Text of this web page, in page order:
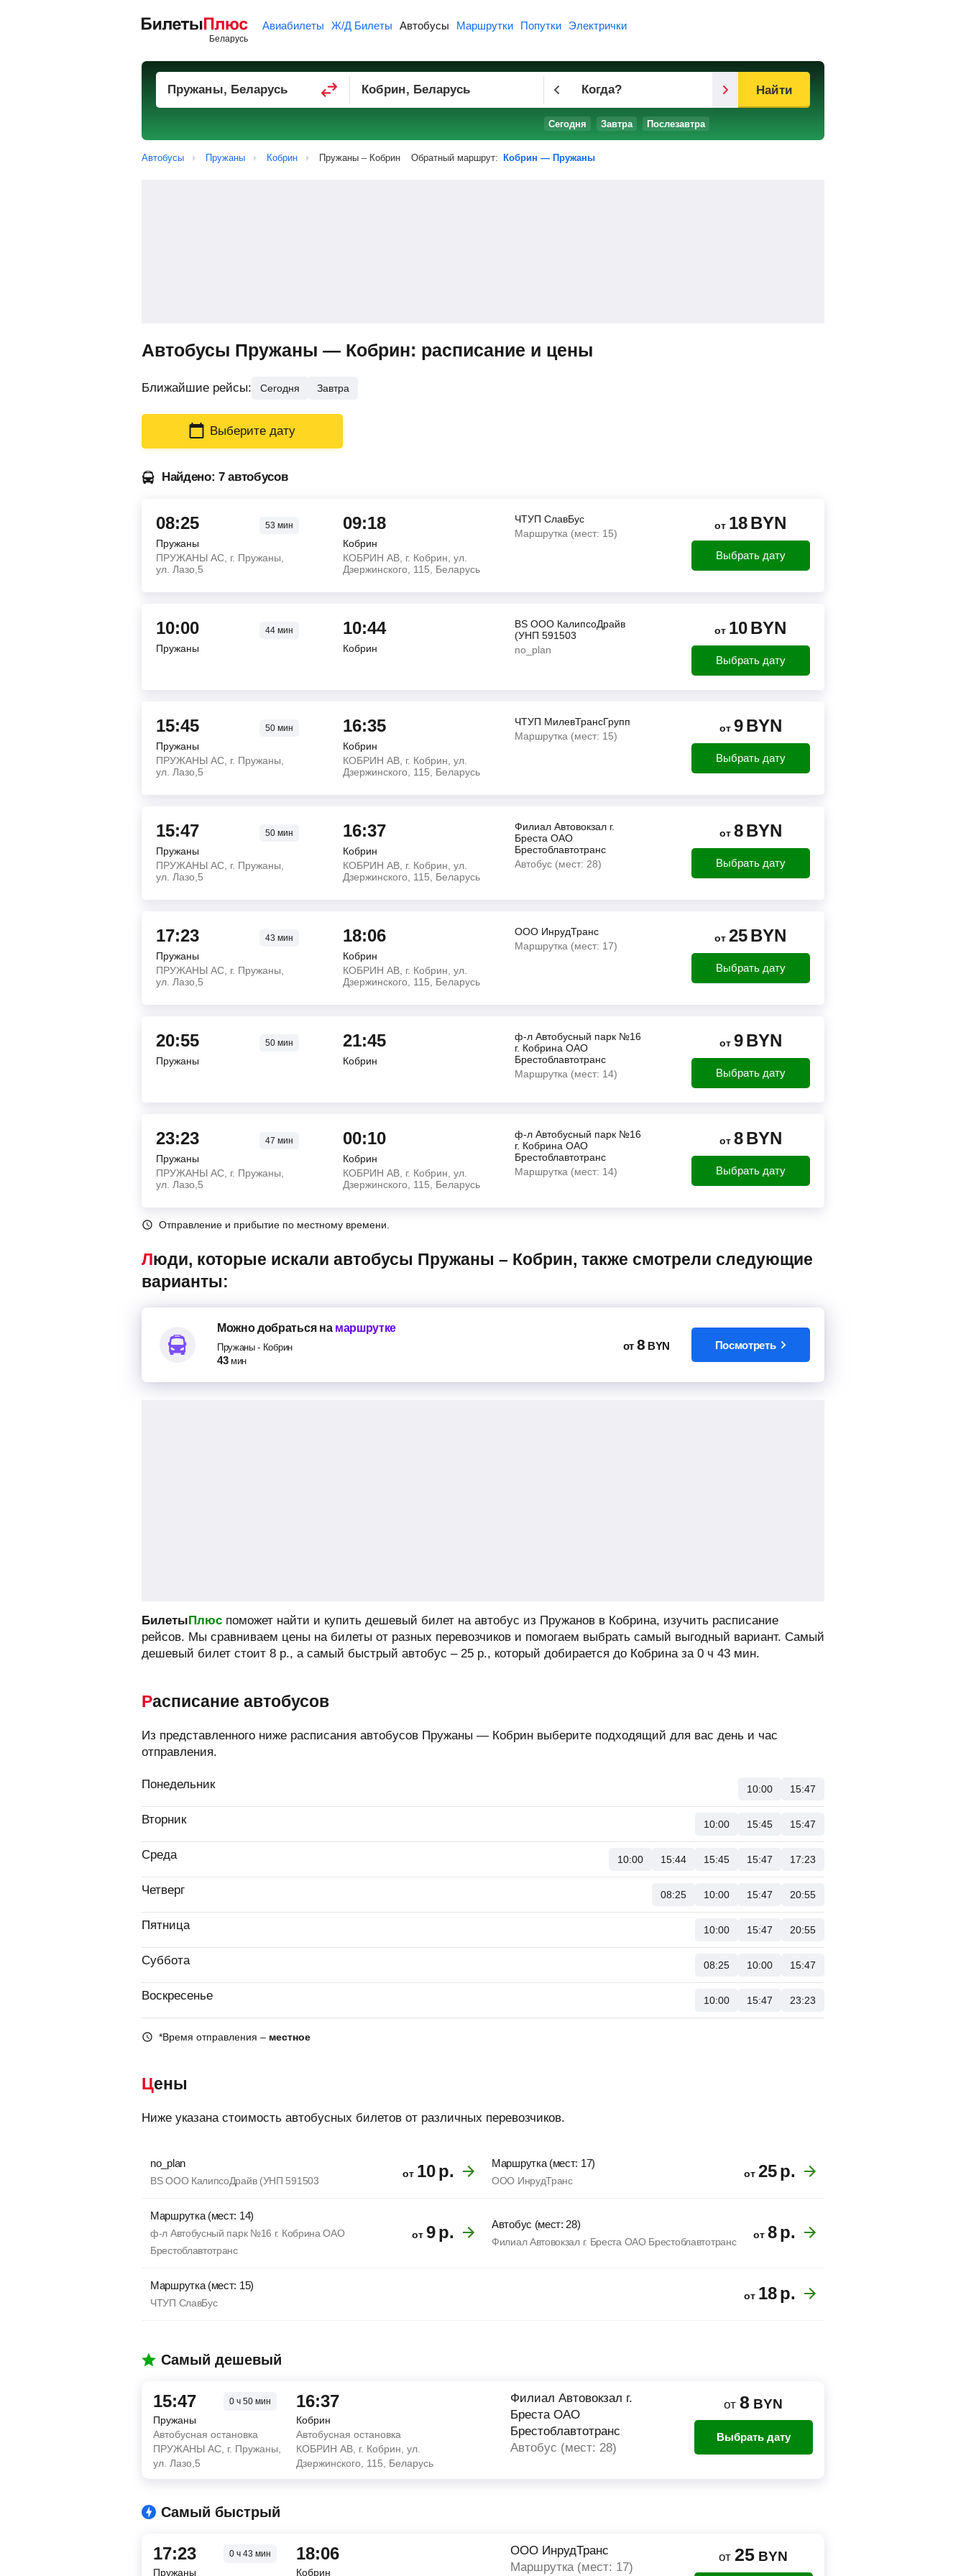
Авиабилеты Ж/Д Билеты Автобусы Маршрутки Попутки Электрички
Когда?
Сегодня Завтра Послезавтра
Найти
Автобусы Пружаны Кобрин Пружаны – Кобрин Обратный маршрут: Кобрин — Пружаны
Автобусы Пружаны — Кобрин: расписание и цены
Ближайшие рейсы: Сегодня Завтра
Выберите дату
Найдено: 7 автобусов
08:25 53 мин
Пружаны
ПРУЖАНЫ АС, г. Пружаны,
ул. Лазо,5
09:18
Кобрин
КОБРИН АВ, г. Кобрин, ул.
Дзержинского, 115, Беларусь
ЧТУП СлавБус
Маршрутка (мест: 15)
от 18BYN
Выбрать дату
10:00 44 мин
Пружаны
10:44
Кобрин
BS OOO КалипсоДрайв
(УНП 591503
no_plan
от 10BYN
Выбрать дату
15:45 50 мин
Пружаны
ПРУЖАНЫ АС, г. Пружаны,
ул. Лазо,5
16:35
Кобрин
КОБРИН АВ, г. Кобрин, ул.
Дзержинского, 115, Беларусь
ЧТУП МилевТрансГрупп
Маршрутка (мест: 15)
от 9BYN
Выбрать дату
15:47 50 мин
Пружаны
ПРУЖАНЫ АС, г. Пружаны,
ул. Лазо,5
16:37
Кобрин
КОБРИН АВ, г. Кобрин, ул.
Дзержинского, 115, Беларусь
Филиал Автовокзал г.
Бреста ОАО
Брестоблавтотранс
Автобус (мест: 28)
от 8BYN
Выбрать дату
17:23 43 мин
Пружаны
ПРУЖАНЫ АС, г. Пружаны,
ул. Лазо,5
18:06
Кобрин
КОБРИН АВ, г. Кобрин, ул.
Дзержинского, 115, Беларусь
ООО ИнрудТранс
Маршрутка (мест: 17)
от25BYN
Выбрать дату
20:55 50 мин
Пружаны
21:45
Кобрин
ф-л Автобусный парк №16
г. Кобрина ОАО
Брестоблавтотранс
Маршрутка (мест: 14)
от 9BYN
Выбрать дату
23:23 47 мин
Пружаны
ПРУЖАНЫ АС, г. Пружаны,
ул. Лазо,5
00:10
Кобрин
КОБРИН АВ, г. Кобрин, ул.
Дзержинского, 115, Беларусь
ф-л Автобусный парк №16
г. Кобрина ОАО
Брестоблавтотранс
Маршрутка (мест: 14)
от 8BYN
Выбрать дату
Отправление и прибытие по местному времени.
Люди, которые искали автобусы Пружаны – Кобрин, также смотрели следующие
варианты:
Можно добратьсяна маршрутке
Пружаны- Кобрин
43 мин
от 8 BYN Посмотреть
БилетыПлюс поможет найти и купить дешевый билет на автобус из Пружанов в Кобрина, изучить расписание
рейсов. Мы сравниваем цены на билеты от разных перевозчиков и помогаем выбрать самый выгодный вариант. Самый
дешевый билет стоит 8 р., а самый быстрый автобус – 25 р., который добирается до Кобрина за 0 ч 43 мин.
Расписание автобусов
Из представленного ниже расписания автобусов Пружаны — Кобрин выберите подходящий для вас день и час
отправления.
Понедельник 10:00 15:47
Вторник 10:00 15:45 15:47
Среда 10:00 15:44 15:45 15:47 17:23
Четверг 08:25 10:00 15:47 20:55
Пятница 10:00 15:47 20:55
Суббота 08:25 10:00 15:47
Воскресенье 10:00 15:47 23:23
*Время отправления – местное
Цены
Ниже указана стоимость автобусных билетов от различных перевозчиков.
no_plan
BS OOO КалипсоДрайв (УНП 591503
от 10р. Маршрутка (мест: 17)
ООО ИнрудТранс
от 25р.
Маршрутка (мест: 14)
ф-л Автобусный парк №16 г. Кобрина ОАО
Брестоблавтотранс
от 9р. Автобус (мест: 28)
Филиал Автовокзал г. Бреста ОАО Брестоблавтотранс
от 8р.
Маршрутка (мест: 15)
ЧТУП СлавБус
от 18р.
Самый дешевый
15:47 0ч50мин
Пружаны
Автобусная остановка
ПРУЖАНЫ АС, г. Пружаны,
ул. Лазо,5
16:37
Кобрин
Автобусная остановка
КОБРИН АВ, г. Кобрин, ул.
Дзержинского, 115, Беларусь
Филиал Автовокзал г.
Бреста ОАО
Брестоблавтотранс
Автобус (мест: 28)
от8 BYN
Выбрать дату
Самый быстрый
17:23 0ч43 мин
Пружаны
18:06
Кобрин
ООО ИнрудТранс
Маршрутка (мест: 17)
от25 BYN